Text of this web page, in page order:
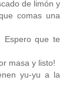
de limón y
comas una
Espero que te
masa y listo!
yu-yu a la